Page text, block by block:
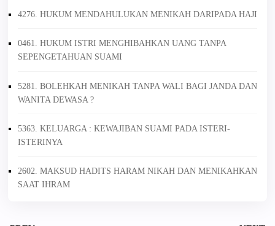
4276. HUKUM MENDAHULUKAN MENIKAH DARIPADA HAJI
0461. HUKUM ISTRI MENGHIBAHKAN UANG TANPA
SEPENGETAHUAN SUAMI
5281. BOLEHKAH MENIKAH TANPA WALI BAGI JANDA DAN
WANITA DEWASA ?
5363. KELUARGA : KEWAJIBAN SUAMI PADA ISTERI-
ISTERINYA
2602. MAKSUD HADITS HARAM NIKAH DAN MENIKAHKAN
SAAT IHRAM